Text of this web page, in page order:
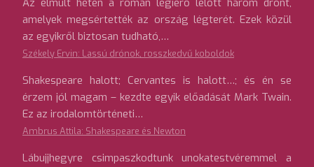
Az elmúlt héten a román légierő lelőtt három drónt,
amelyek megsértették az ország légterét. Ezek közül
az egyikről biztosan tudható,…
Székely Ervin: Lassú drónok, rosszkedvű koboldok
Shakespeare halott; Cervantes is halott…; és én se
érzem jól magam – kezdte egyik előadását Mark Twain.
Ez az irodalomtörténeti…
Ambrus Attila: Shakespeare és Newton
Lábujjhegyre csimpaszkodtunk unokatestvéremmel a